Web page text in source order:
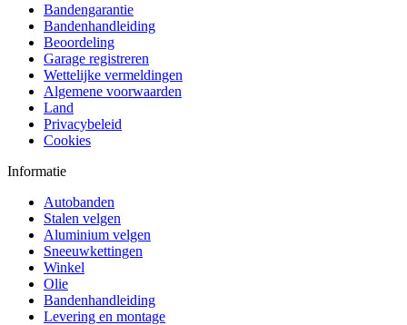
Bandengarantie
Bandenhandleiding
Beoordeling
Garage registreren
Wettelijke vermeldingen
Algemene voorwaarden
Land
Privacybeleid
Cookies
Informatie
Autobanden
Stalen velgen
Aluminium velgen
Sneeuwkettingen
Winkel
Olie
Bandenhandleiding
Levering en montage